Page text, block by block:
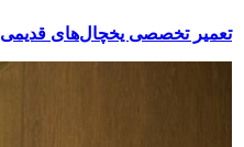
تعمیر تخصصی یخچال‌های قدیمی